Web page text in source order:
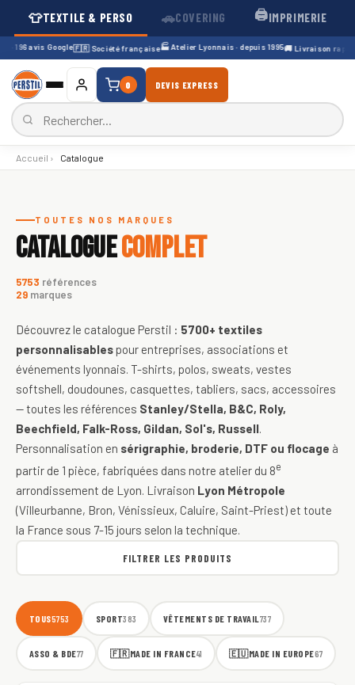
👕TEXTILE & PERSO 🚗COVERING 🖨️IMPRIMERIE
196 avis Google🇫🇷 Société française🏭 Atelier Lyonnais · depuis 1995🚚 Livraison rapide
0 DEVIS EXPRESS
Accueil › Catalogue
TOUTES NOS MARQUES
CATALOGUECOMPLET
5753 références
29 marques
Découvrez le catalogue Perstil : 5700+ textiles
personnalisables pour entreprises, associations et
événements lyonnais. T-shirts, polos, sweats, vestes
softshell, doudounes, casquettes, tabliers, sacs, accessoires
— toutes les références Stanley/Stella, B&C, Roly,
Beechfield, Falk-Ross, Gildan, Sol's, Russell.
Personnalisation en sérigraphie, broderie, DTF ou flocage à
partir de 1 pièce, fabriquées dans notre atelier du 8e
arrondissement de Lyon. Livraison Lyon Métropole
(Villeurbanne, Bron, Vénissieux, Caluire, Saint-Priest) et toute
la France sous 7-15 jours selon la technique.
FILTRER LES PRODUITS
TOUS5753 SPORT383 VÊTEMENTS DE TRAVAIL737
ASSO & BDE77 🇫🇷MADE IN FRANCE41 🇪🇺MADE IN EUROPE67